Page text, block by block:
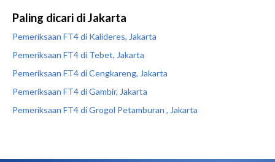
Paling dicari di Jakarta
Pemeriksaan FT4 di Kalideres, Jakarta
Pemeriksaan FT4 di Tebet, Jakarta
Pemeriksaan FT4 di Cengkareng, Jakarta
Pemeriksaan FT4 di Gambir, Jakarta
Pemeriksaan FT4 di Grogol Petamburan , Jakarta